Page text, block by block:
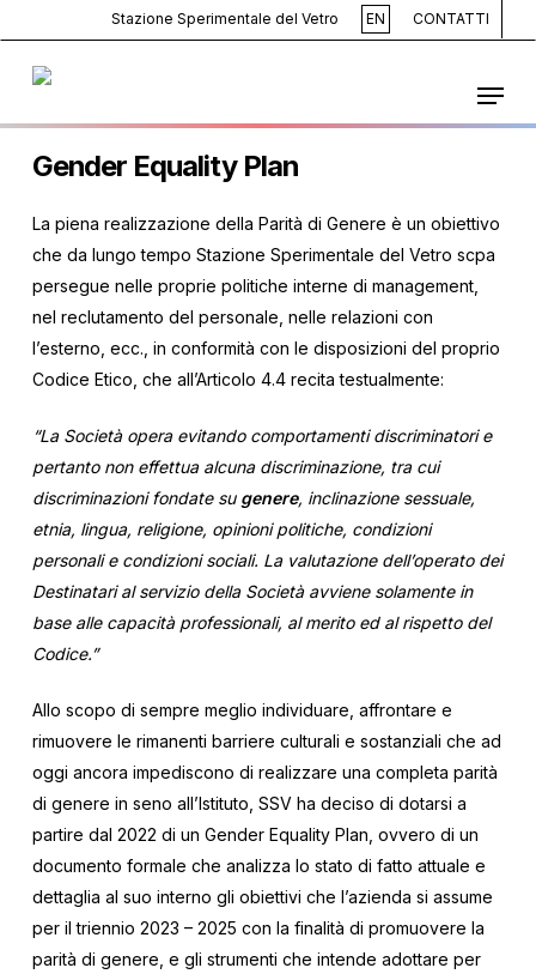
to
Stazione Sperimentale del Vetro CONTATTI
EN
Menu
Gender Equality Plan
La piena realizzazione della Parità di Genere è un obiettivo
che da lungo tempo Stazione Sperimentale del Vetro scpa
persegue nelle proprie politiche interne di management,
nel reclutamento del personale, nelle relazioni con
l’esterno, ecc., in conformità con le disposizioni del proprio
Codice Etico, che all’Articolo 4.4 recita testualmente:
“La Società opera evitando comportamenti discriminatori e
pertanto non effettua alcuna discriminazione, tra cui
discriminazioni fondate su genere, inclinazione sessuale,
etnia, lingua, religione, opinioni politiche, condizioni
personali e condizioni sociali. La valutazione dell’operato dei
Destinatari al servizio della Società avviene solamente in
base alle capacità professionali, al merito ed al rispetto del
Codice.”
Allo scopo di sempre meglio individuare, affrontare e
rimuovere le rimanenti barriere culturali e sostanziali che ad
oggi ancora impediscono di realizzare una completa parità
di genere in seno all’Istituto, SSV ha deciso di dotarsi a
partire dal 2022 di un Gender Equality Plan, ovvero di un
documento formale che analizza lo stato di fatto attuale e
dettaglia al suo interno gli obiettivi che l’azienda si assume
per il triennio 2023 – 2025 con la finalità di promuovere la
parità di genere, e gli strumenti che intende adottare per